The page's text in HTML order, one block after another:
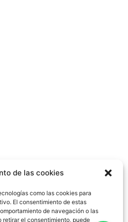
de las cookies
como las cookies para
El consentimiento de estas
de navegación o las
el consentimiento, puede